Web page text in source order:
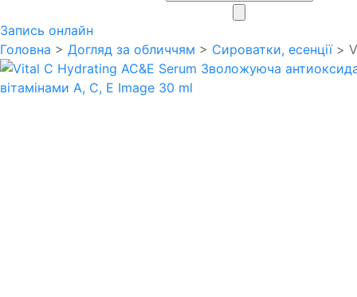
Запись онлайн
Головна > Догляд за обличчям > Сироватки, есенції>